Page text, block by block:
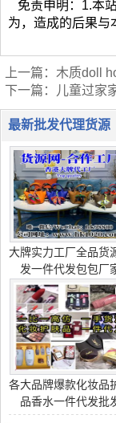
免责申明：1.本
为，造成的后果与
上一篇： 木质doll
下一篇：
儿童过家
最新批发代理货源
大牌实力工厂全品货
发一件代发包包厂
各大品牌爆款化妆品
品香水一件代发批